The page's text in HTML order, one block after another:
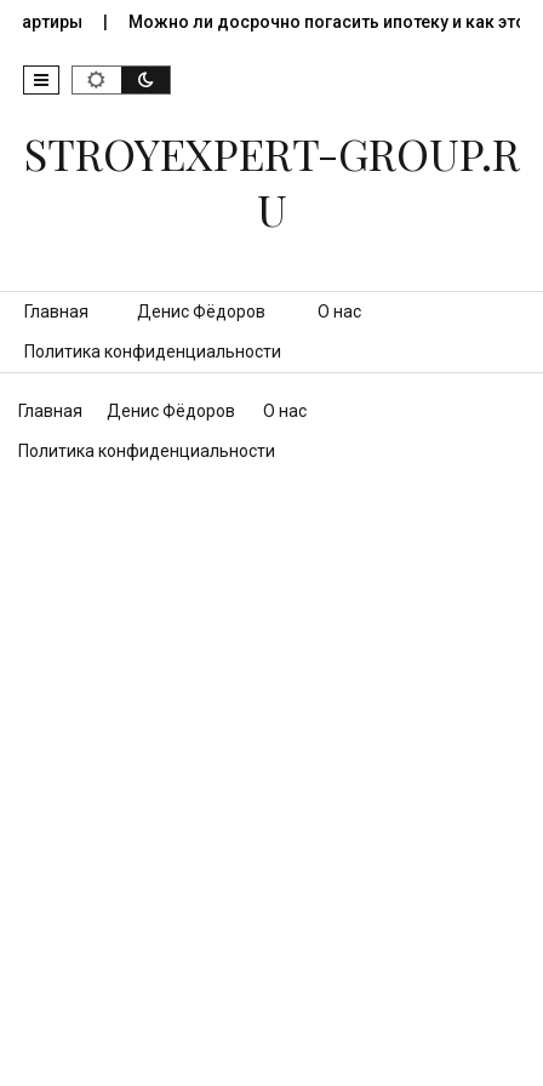
Можно ли досрочно погасить ипотеку и как это…
STROYEXPERT-GROUP.R
U
Перейти к контенту
Главная Денис Фёдоров О нас
Политика конфиденциальности
Главная Денис Фёдоров О нас
Политика конфиденциальности